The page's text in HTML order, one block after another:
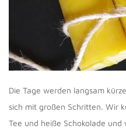
Die Tage werden langsam
sich mit großen Schritten. Wir
Tee und heiße Schokolade